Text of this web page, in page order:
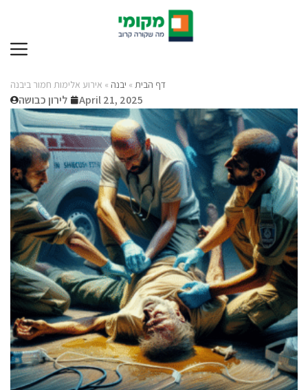
דף הבית » יבנה » אירוע אלימות חמור ביבנה
לירון כבושה April 21, 2025